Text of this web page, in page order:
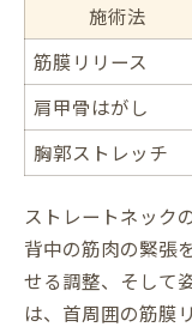
施術法
筋膜リリース
肩甲骨はがし
胸郭ストレッチ
ストレートネック
背中の筋肉の緊張
せる調整、そして
は、首周囲の筋膜